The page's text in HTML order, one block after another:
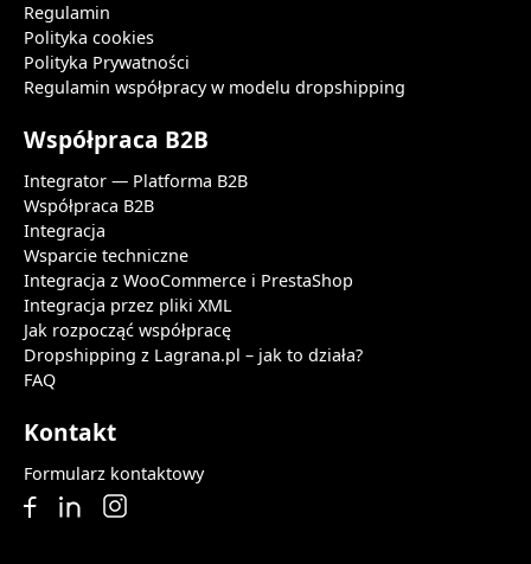
Regulamin
Polityka cookies
Polityka Prywatności
Regulamin współpracy w modelu dropshipping
Współpraca B2B
Integrator — Platforma B2B
Współpraca B2B
Integracja
Wsparcie techniczne
Integracja z WooCommerce i PrestaShop
Integracja przez pliki XML
Jak rozpocząć współpracę
Dropshipping z Lagrana.pl – jak to działa?
FAQ
Kontakt
Formularz kontaktowy